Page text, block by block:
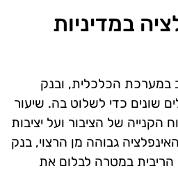
במדיניות
במערכת הכלכלית, ובנק
שונים כדי לשלוט בה. שיעור
הקנייה של הציבור ועל יציבות
גבוהה מן הרצוי, בנק
במטרה לבלום את